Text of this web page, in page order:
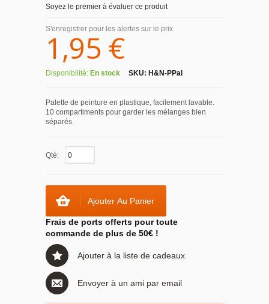
Soyez le premier à évaluer ce produit
S'enregistrer pour les alertes sur le prix
1,95 €
Disponibilité: En stock SKU: H&N-PPal
Palette de peinture en plastique, facilement lavable.
10 compartiments pour garder les mélanges bien
séparés.
Qté:
Ajouter Au Panier
Frais de ports offerts pour toute
commande de plus de 50€ !
Ajouter à la liste de cadeaux
Envoyer à un ami par email